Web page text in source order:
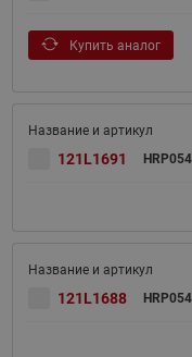
Купить аналог
121L1691
121L1688